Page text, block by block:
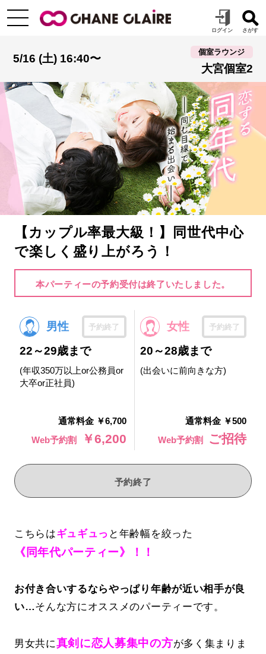
5/16 (土) 16:40〜
個室ラウンジ
大宮個室2
【カップル率最大級！】同世代中心
で楽しく盛り上がろう！
本パーティーの予約受付は終了いたしました。
男性 予約終了
22～29歳まで
(年収350万以上or公務員or
大卒or正社員)
通常料金 ￥6,700
Web予約割
￥6,200
女性 予約終了
20～28歳まで
(出会いに前向きな方)
通常料金 ￥500
Web予約割
ご招待
予約終了
こちらはギュギュっ と年齢幅を絞った
《同年代パーティー》！！
お付き合いするならやっぱり年齢が近い相手が良
い…そんな方にオススメのパーティーです。
男女共に真剣に恋人募集中の方が多く集まりま